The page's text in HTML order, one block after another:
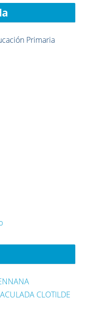
Primaria
CLOTILDE